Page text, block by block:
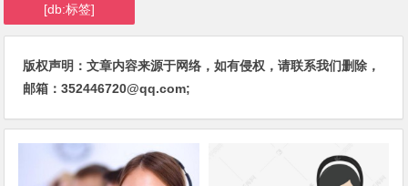
[db:标签]
版权声明：文章内容来源于网络，如有侵权，请联系我们删除，
邮箱：352446720@qq.com;